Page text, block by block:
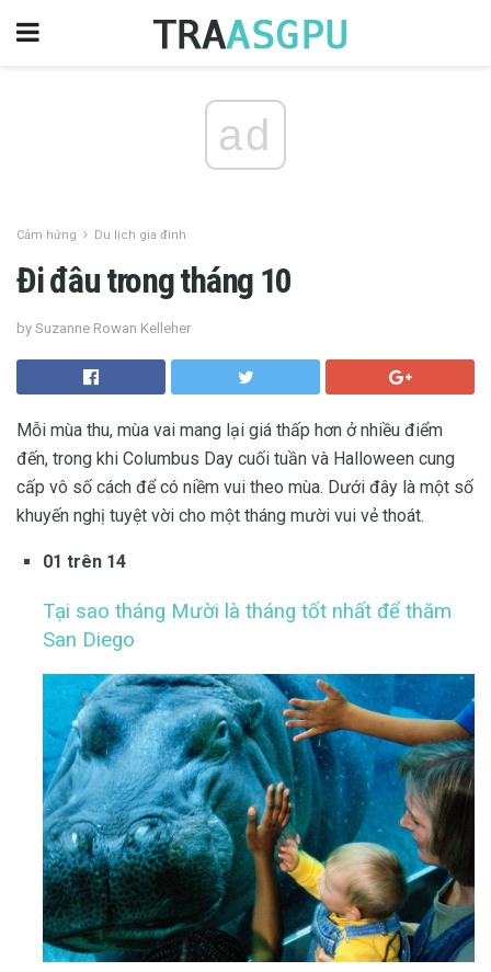
ad
Cảm hứng Du lịch gia đình
Đi đâu trong tháng 10
by Suzanne Rowan Kelleher
Mỗi mùa thu, mùa vai mang lại giá thấp hơn ở nhiều điểm
đến, trong khi Columbus Day cuối tuần và Halloween cung
cấp vô số cách để có niềm vui theo mùa. Dưới đây là một số
khuyến nghị tuyệt vời cho một tháng mười vui vẻ thoát.
01 trên 14
Tại sao tháng Mười là tháng tốt nhất để thăm
San Diego